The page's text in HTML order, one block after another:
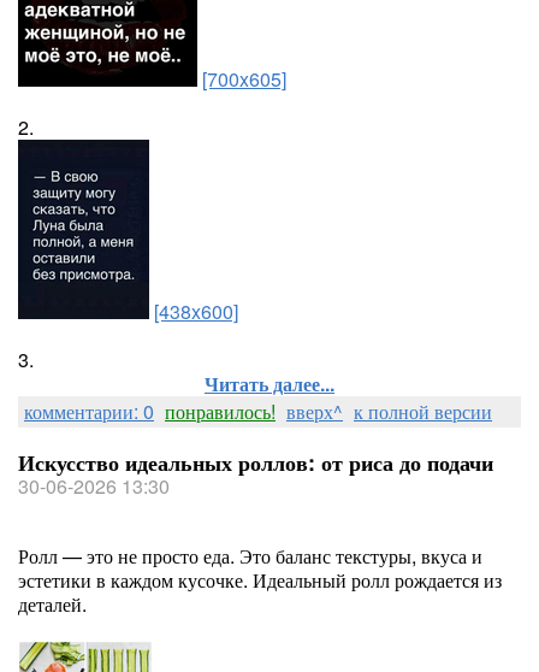
[700x605]
2.
[438x600]
3.
Читать далее...
комментарии: 0 понравилось! вверх^ к полной версии
Искусство идеальных роллов: от риса до подачи
30-06-2026 13:30
Ролл — это не просто еда. Это баланс текстуры, вкуса и
эстетики в каждом кусочке. Идеальный ролл рождается из
деталей.